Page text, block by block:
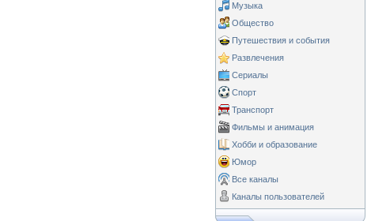
Музыка
Общество
Путешествия и события
Развлечения
Сериалы
Спорт
Транспорт
Фильмы и анимация
Хобби и образование
Юмор
Все каналы
Каналы пользователей